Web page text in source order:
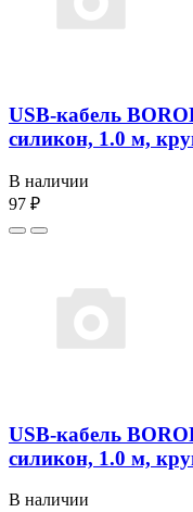
USB-кабель
силикон, 1.0 м,
В наличии
97 ₽
USB-кабель
силикон, 1.0 м,
В наличии